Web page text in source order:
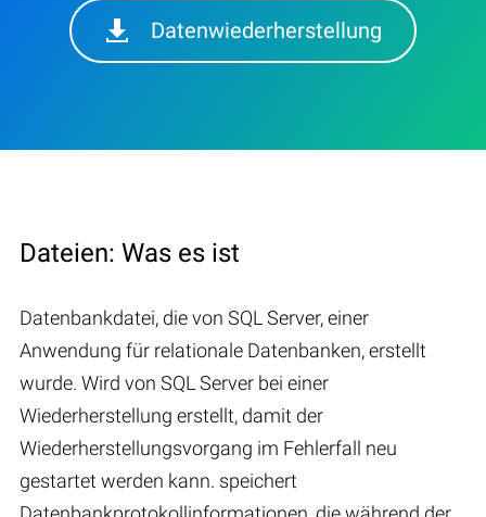
Datenwiederherstellung
Dateien: Was es ist
Datenbankdatei, die von SQL Server, einer
Anwendung für relationale Datenbanken, erstellt
wurde. Wird von SQL Server bei einer
Wiederherstellung erstellt, damit der
Wiederherstellungsvorgang im Fehlerfall neu
gestartet werden kann. speichert